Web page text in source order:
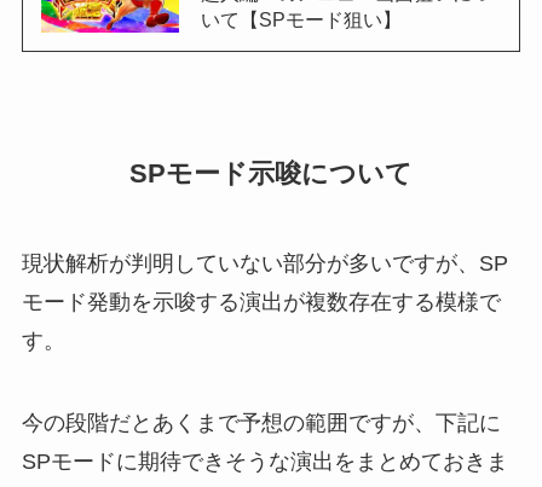
いて【SPモード狙い】
SPモード示唆について
現状解析が判明していない部分が多いですが、SP
モード発動を示唆する演出が複数存在する模様で
す。
今の段階だとあくまで予想の範囲ですが、下記に
SPモードに期待できそうな演出をまとめておきま